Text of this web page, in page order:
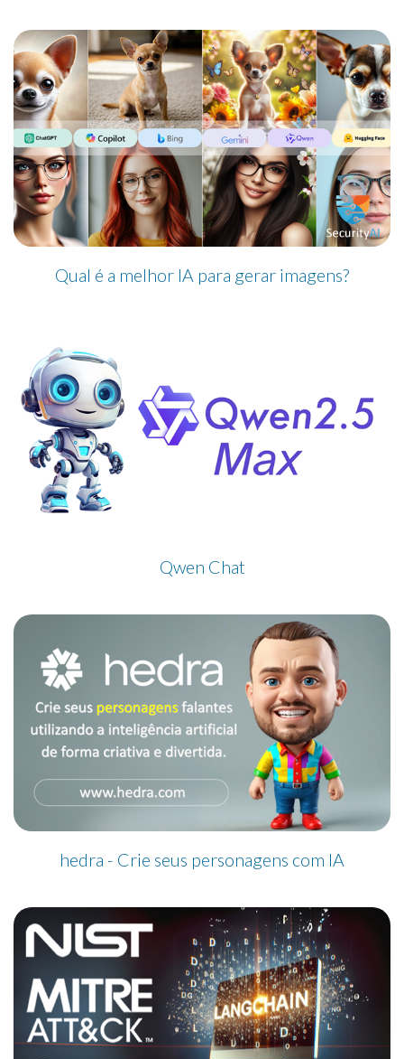
Qual é a melhor IA para gerar imagens?
Qwen Chat
hedra - Crie seus personagens com IA